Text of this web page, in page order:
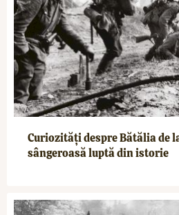
Curiozități despre Bătălia de
sângeroasă luptă din istorie